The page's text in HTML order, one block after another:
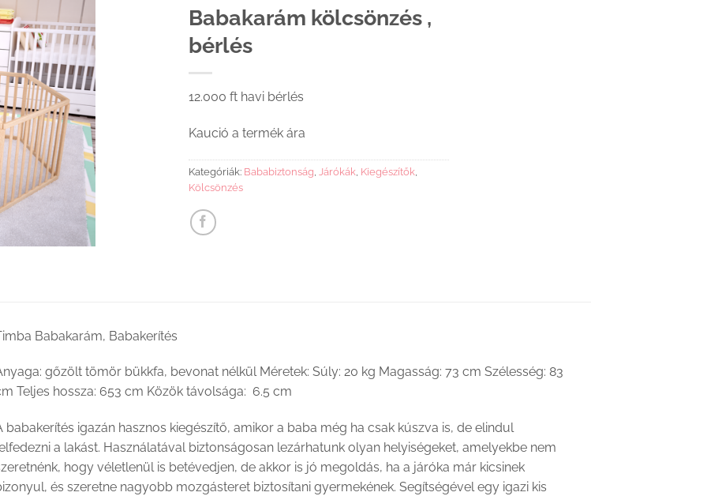
Kedvenceimhez
adom
Babakarám kölcsönzés ,
bérlés
12.000 ft havi bérlés
Kaució a termék ára
Kategóriák: Bababiztonság Járókák Kiegészítők
Kölcsönzés
Babakarám, Babakerítés
gőzölt tömör bükkfa, bevonat nélkül Méretek: Súly: 20 kg Magasság: 73 cm Szélesség: 83
Teljes hossza: 653 cm Közök távolsága: 6.5 cm
babakerítés igazán hasznos kiegészítő, amikor a baba még ha csak kúszva is, de elindul
a lakást. Használatával biztonságosan lezárhatunk olyan helyiségeket, amelyekbe nem
hogy véletlenül is betévedjen, de akkor is jó megoldás, ha a járóka már kicsinek
és szeretne nagyobb mozgásteret biztosítani gyermekének. Segítségével egy igazi kis